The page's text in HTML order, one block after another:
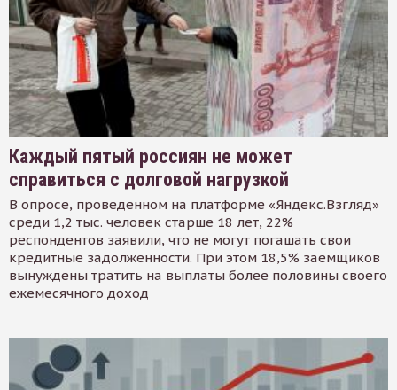
Каждый пятый россиян не может
справиться с долговой нагрузкой
В опросе, проведенном на платформе «Яндекс.Взгляд»
среди 1,2 тыс. человек старше 18 лет, 22%
респондентов заявили, что не могут погашать свои
кредитные задолженности. При этом 18,5% заемщиков
вынуждены тратить на выплаты более половины своего
ежемесячного доход